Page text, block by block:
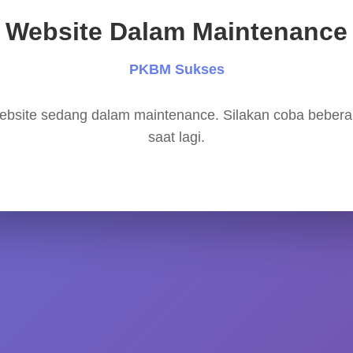
Website Dalam Maintenance
PKBM Sukses
sedang dalam maintenance. Silakan coba
saat lagi.